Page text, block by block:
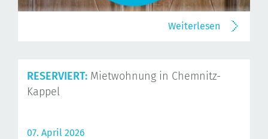
Weiterlesen
RESERVIERT: Mietwohnung in Chemnitz-
Kappel
07. April 2026